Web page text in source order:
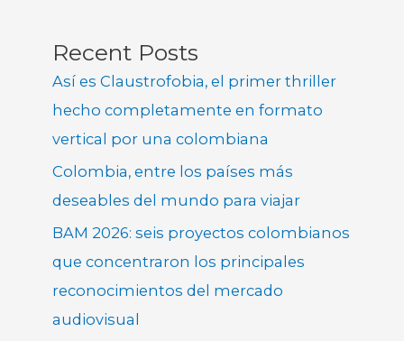
Recent Posts
Así es Claustrofobia, el primer thriller
hecho completamente en formato
vertical por una colombiana
Colombia, entre los países más
deseables del mundo para viajar
BAM 2026: seis proyectos colombianos
que concentraron los principales
reconocimientos del mercado
audiovisual